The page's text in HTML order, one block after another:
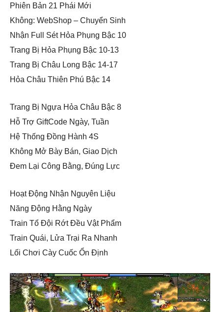
Phiên Bản 21 Phái Mới
Không: WebShop – Chuyển Sinh
Nhận Full Sét Hỏa Phụng Bậc 10
Trang Bị Hỏa Phụng Bậc 10-13
Trang Bị Châu Long Bậc 14-17
Hỏa Châu Thiên Phú Bậc 14
Trang Bị Ngựa Hỏa Châu Bậc 8
Hỗ Trợ GiftCode Ngày, Tuần
Hệ Thống Đồng Hành 4S
Không Mở Bày Bán, Giao Dịch
Đem Lại Công Bằng, Đúng Lực
Hoạt Động Nhận Nguyên Liệu
Năng Động Hằng Ngày
Train Tổ Đội Rớt Đều Vật Phẩm
Train Quái, Lửa Trại Ra Nhanh
Lối Chơi Cày Cuốc Ổn Định